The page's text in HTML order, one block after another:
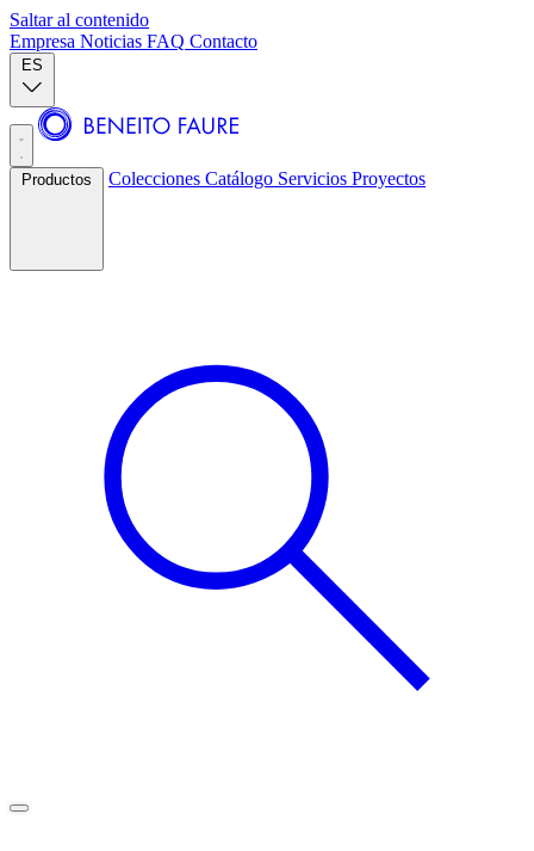
Saltar al contenido
Empresa Noticias FAQ Contacto
ES
Productos Colecciones Catálogo Servicios Proyectos